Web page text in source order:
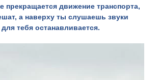
прекращается движение транспорта,
а наверху ты слушаешь звуки
тебя останавливается.